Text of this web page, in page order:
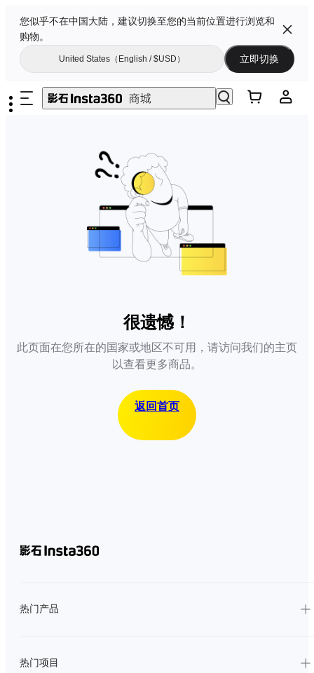
您似乎不在中国大陆，建议切换至您的当前位置进行浏览和
购物。
United States（English / $USD） 立即切换
很遗憾！
此页面在您所在的国家或地区不可用，请访问我们的主页
以查看更多商品。
返回首页
热门产品
热门项目